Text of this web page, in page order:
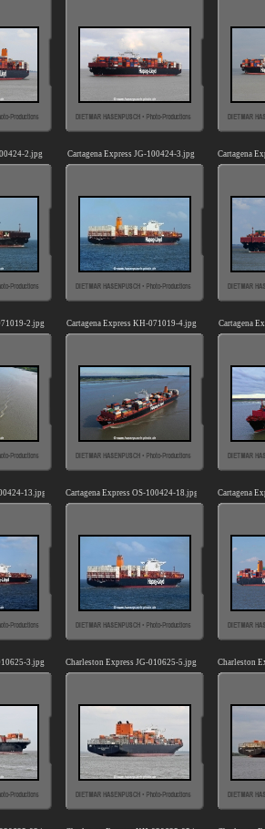
2.jpg Cartagena Express JG-100424-3.jpg Cartagena
2.jpg Cartagena Express KH-071019-4.jpg Cartagena
13.jpg Cartagena Express OS-100424-18.jpg Cartagena
3.jpg Charleston Express JG-010625-5.jpg Charleston